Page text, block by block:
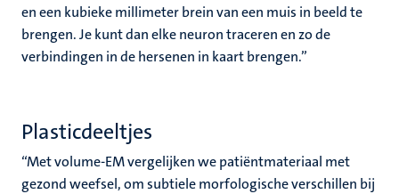
en een kubieke millimeter brein van een muis in beeld te
brengen. Je kunt dan elke neuron traceren en zo de
verbindingen in de hersenen in kaart brengen.”
Plasticdeeltjes
“Met volume-EM vergelijken we patiëntmateriaal met
gezond weefsel, om subtiele morfologische verschillen bij